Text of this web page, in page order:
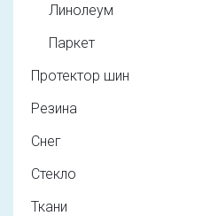
Линолеум
Паркет
Протектор шин
Резина
Снег
Стекло
Ткани